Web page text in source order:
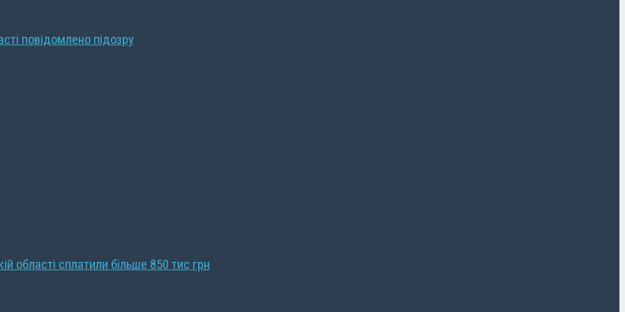
повідомлено підозру
області сплатили більше 850 тис грн